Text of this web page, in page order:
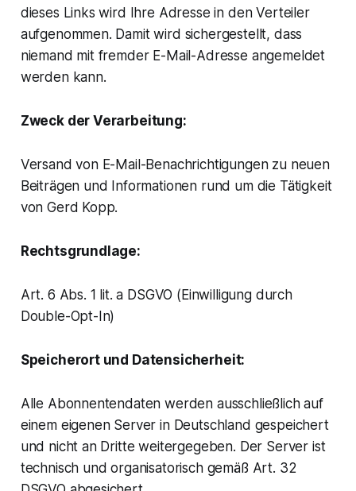
dieses Links wird Ihre Adresse in den Verteiler
aufgenommen. Damit wird sichergestellt, dass
niemand mit fremder E-Mail-Adresse angemeldet
werden kann.
Zweck der Verarbeitung:
Versand von E-Mail-Benachrichtigungen zu neuen
Beiträgen und Informationen rund um die Tätigkeit
von Gerd Kopp.
Rechtsgrundlage:
Art. 6 Abs. 1 lit. a DSGVO (Einwilligung durch
Double-Opt-In)
Speicherort und Datensicherheit:
Alle Abonnentendaten werden ausschließlich auf
einem eigenen Server in Deutschland gespeichert
und nicht an Dritte weitergegeben. Der Server ist
technisch und organisatorisch gemäß Art. 32